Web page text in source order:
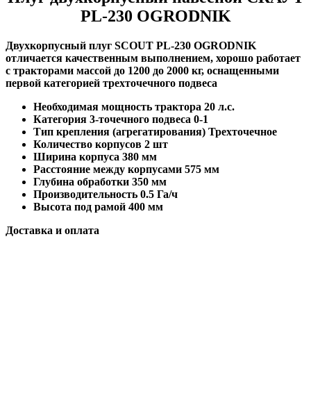
PL-230 OGRODNIK
Двухкорпусный плуг SCOUT PL-230 OGRODNIK
отличается качественным выполнением, хорошо работает
с тракторами массой до 1200 до 2000 кг, оснащенными
первой категорией трехточечного подвеса
Необходимая мощность трактора 20 л.с.
Категория 3-точечного подвеса 0-1
Тип крепления (агрегатирования) Трехточечное
Количество корпусов 2 шт
Ширина корпуса 380 мм
Расстояние между корпусами 575 мм
Глубина обработки 350 мм
Производительность 0.5 Га/ч
Высота под рамой 400 мм
Доставка и оплата